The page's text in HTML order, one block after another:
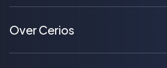
Over Cerios